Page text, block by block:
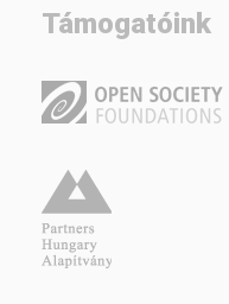
Támogatóink